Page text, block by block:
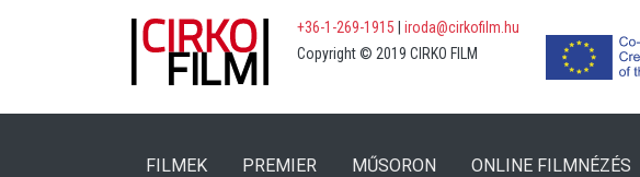
+36-1-269-1915
iroda@cirkofilm.hu
Copyright © 2019 CIRKO FILM
FILMEK(CURRENT)
PREMIER (CURRENT)
MŰSORON ONLINE FILMNÉZÉS